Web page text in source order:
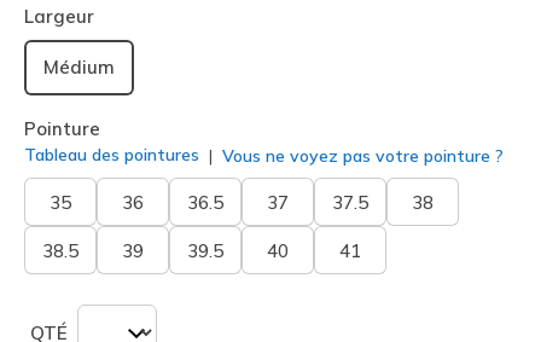
Largeur
Médium
Pointure
Tableau des pointures Vous ne voyez pas votre pointure ?
35 36 36.5 37 37.5 38
38.5 39 39.5 40 41
QTÉ